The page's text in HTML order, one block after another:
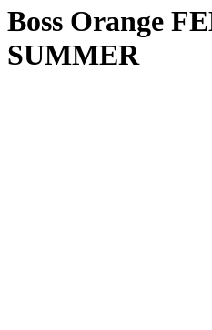
Boss Orange
SUMMER